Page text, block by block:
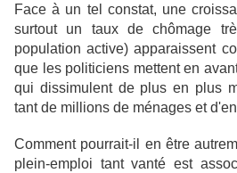
Face à un tel constat, une
surtout un taux de chômage
population active) apparaissent
que les politiciens mettent en
qui dissimulent de plus en plus
tant de millions de ménages et
Comment pourrait-il en être
plein-emploi tant vanté est